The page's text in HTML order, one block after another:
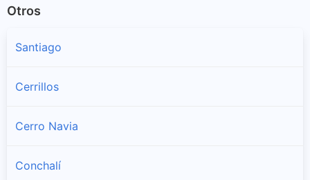
Otros
Santiago
Cerrillos
Cerro Navia
Conchalí